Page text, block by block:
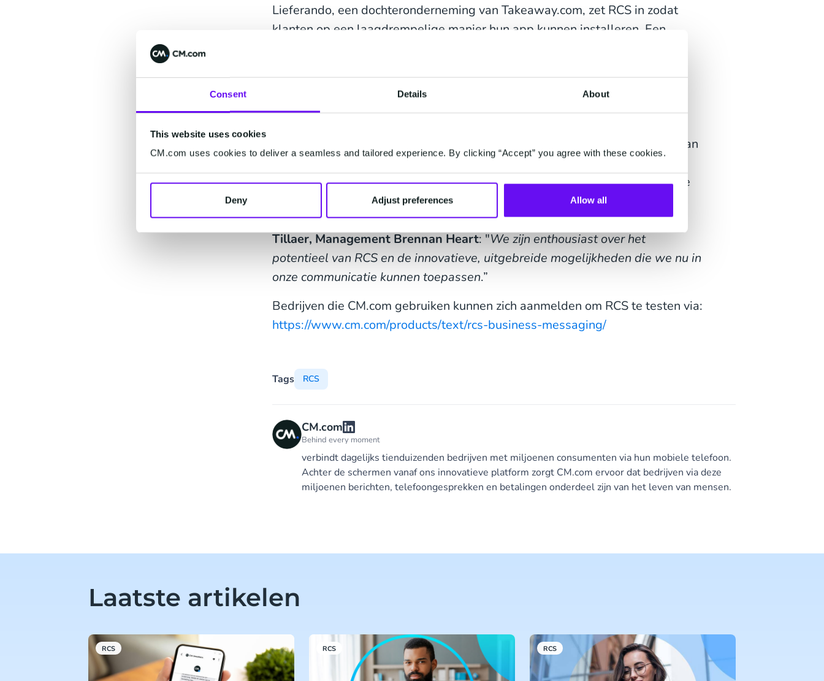
Consent Details About
This website uses cookies
CM.com uses cookies to deliver a seamless and tailored experience. By clicking “Accept” you agree with these cookies.
Deny Adjust preferences Allow all
Lieferando, een dochteronderneming van Takeaway.com, zet RCS in zodat
klanten op een laagdrempelige manier hun app kunnen installeren. Een
daarnaast geverifieerd, wat de betrouwbaarheid verhoogt.
Brennan Heart: fan engagement via RCS
Artiest, producer en dj Brennan Heart gebruikt RCS om de betrokkenheid van
zijn fans te vergroten. De dj zet RCS in om fans in Duitsland tickets te laten
kopen, naar zijn nieuwste track te luisteren en de aftermovie van de show te
bekijken. Door gebruik te maken van RCS-technologie was de fan
engagement drie keer hoger dan via traditionele Mail of SMS.Tom van den
Tillaer, Management Brennan Heart: "We zijn enthousiast over het
potentieel van RCS en de innovatieve, uitgebreide mogelijkheden die we nu in
onze communicatie kunnen toepassen.”
Bedrijven die CM.com gebruiken kunnen zich aanmelden om RCS te testen via:
https://www.cm.com/products/text/rcs-business-messaging/
Tags RCS
CM.com
Behind every moment
verbindt dagelijks tienduizenden bedrijven met miljoenen consumenten via hun mobiele telefoon.
Achter de schermen vanaf ons innovatieve platform zorgt CM.com ervoor dat bedrijven via deze
miljoenen berichten, telefoongesprekken en betalingen onderdeel zijn van het leven van mensen.
Laatste artikelen
RCS RCS RCS